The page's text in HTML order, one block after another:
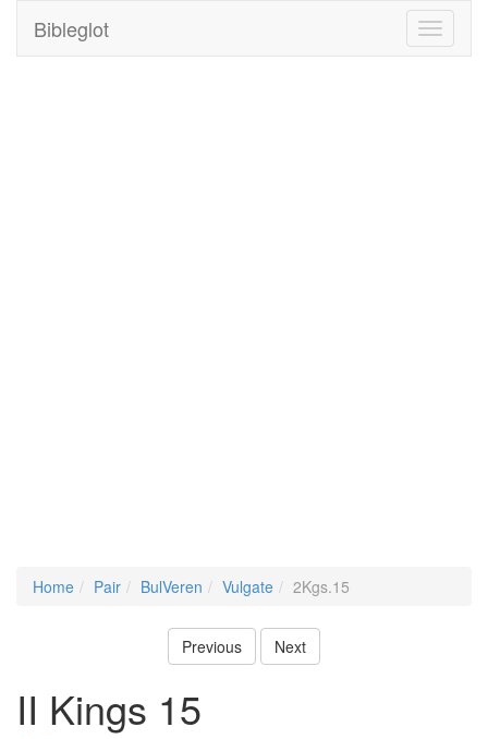
Toggle
Bibleglot
Home Pair BulVeren Vulgate 2Kgs.15
Previous Next
II Kings 15